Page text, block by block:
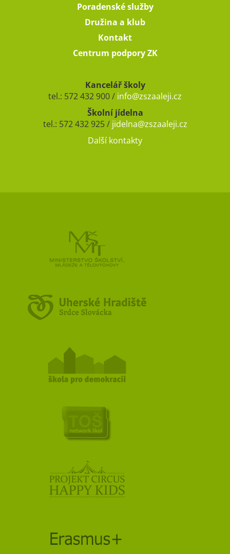
Poradenské služby
Družina a klub
Kontakt
Centrum podpory ZK
Kancelář školy
tel.: 572 432 900 / info@zszaaleji.cz
Školní jídelna
tel.: 572 432 925 / jidelna@zszaaleji.cz
Další kontakty